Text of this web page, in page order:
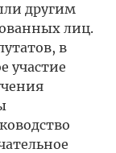
другим
лиц.
в
участие